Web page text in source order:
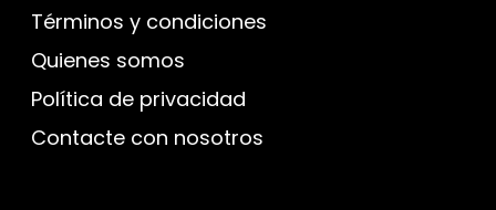
Términos y condiciones
Quienes somos
Política de privacidad
Contacte con nosotros